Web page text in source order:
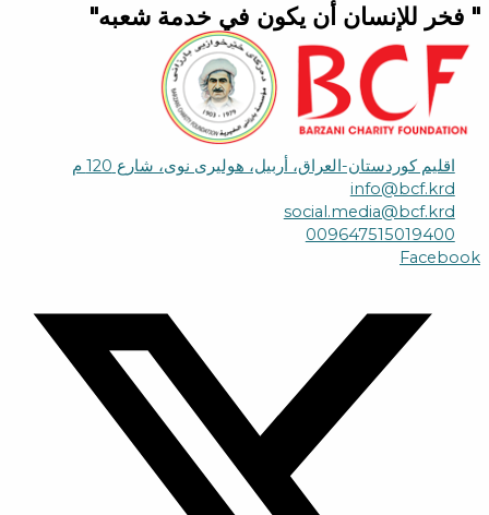
" فخر للإنسان أن يكون في خدمة شعبه"
اقلیم كوردستان-العراق، أربیل، هولیری نوی، شارع 120 م
info@bcf.krd
social.media@bcf.krd
009647515019400
Facebook